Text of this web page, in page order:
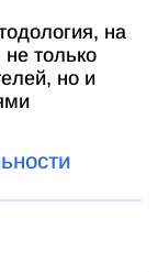
на
не только
но и